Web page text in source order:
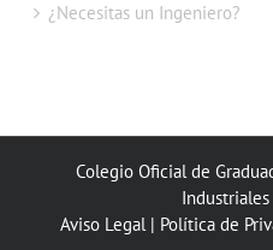
¿Necesitas un Ingeniero?
Colegio Oficial de
Aviso Legal| Política de